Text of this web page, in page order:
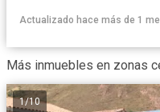
Actualizado hace más de 1
Más inmuebles en zonas
1/10